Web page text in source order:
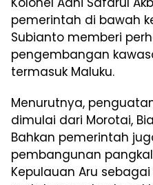
pemerintah di bawah
Subianto memberi
pengembangan
termasuk Maluku.
Menurutnya,
dimulai dari Morotai,
Bahkan pemerintah
pembangunan
Kepulauan Aru